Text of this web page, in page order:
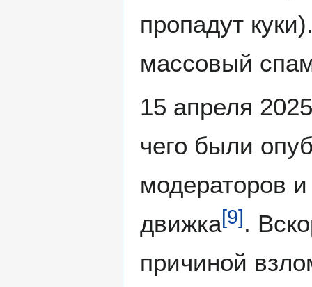
пропадут
массовый
15 апреля
чего были
модераторов
движка[9].
причиной